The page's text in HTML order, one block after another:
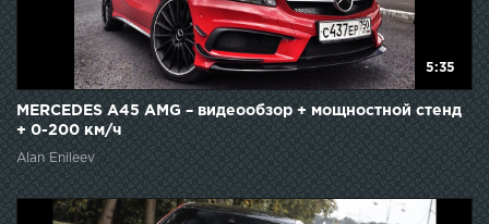
5:35
MERCEDES A45 AMG – видеообзор + мощностной стенд
+ 0-200 км/ч
Alan Enileev